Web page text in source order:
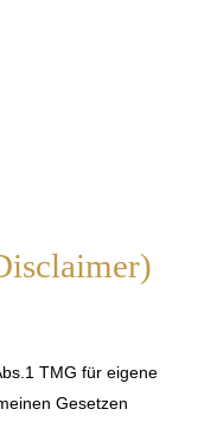
TMG für eigene
Gesetzen